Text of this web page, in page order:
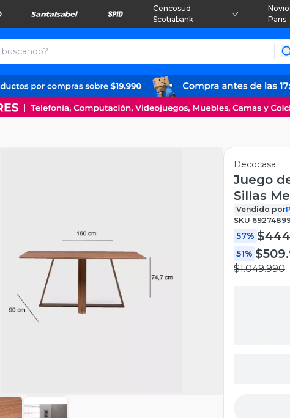
Cencosud
Scotiabank
Paris
Decocasa
Juego
Sillas
Vendido por
SKU
57%
51%
$1.049.990